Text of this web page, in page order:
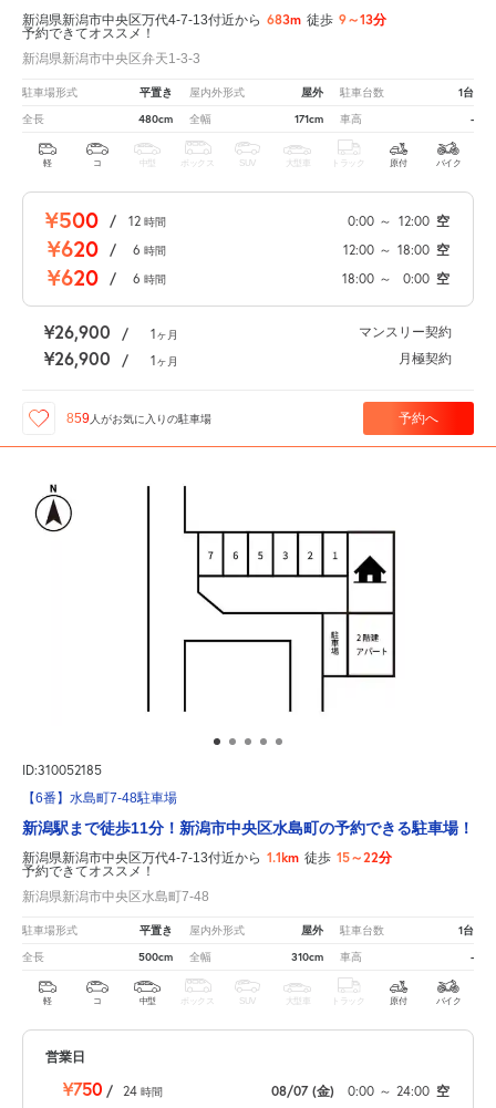
新潟県新潟市中央区万代4-7-13付近から 683m 徒歩 9～13分
予約できてオススメ！
新潟県新潟市中央区弁天1-3-3
駐車場形式 平置き 屋内外形式 屋外 駐車台数 1台
全長 480cm 全幅 171cm 車高 -
軽 コ 中型 ボックス SUV 大型車 トラック 原付 バイク
¥500 / 12 時間 0:00 ～ 12:00 空
¥620 / 6 時間 12:00 ～ 18:00 空
¥620 / 6 時間 18:00 ～ 0:00 空
¥26,900 / 1ヶ月 マンスリー契約
¥26,900 / 1ヶ月 月極契約
859人がお気に入りの駐車場 予約へ
ID:310052185
【6番】水島町7-48駐車場
新潟駅まで徒歩11分！新潟市中央区水島町の予約できる駐車場！
新潟県新潟市中央区万代4-7-13付近から 1.1km 徒歩 15～22分
予約できてオススメ！
新潟県新潟市中央区水島町7-48
駐車場形式 平置き 屋内外形式 屋外 駐車台数 1台
全長 500cm 全幅 310cm 車高 -
軽 コ 中型 ボックス SUV 大型車 トラック 原付 バイク
営業日
¥750 / 24 時間 08/07 (金) 0:00 ～ 24:00 空